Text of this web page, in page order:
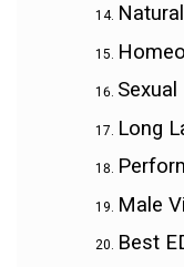
Long
Male
Best